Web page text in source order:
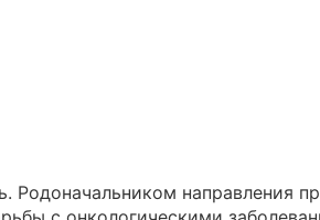
Родоначальником направления